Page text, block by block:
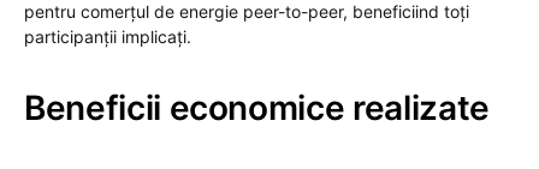
pentru comerțul de energie peer-to-peer, beneficiind toți
participanții implicați.
Beneficii economice realizate